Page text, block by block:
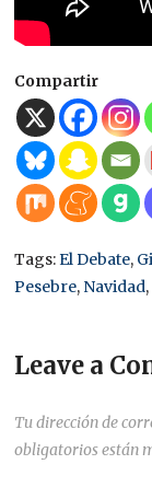
Compartir
Tags:El Debate,
Pesebre, Navidad,
Leave a
Tu dirección de
obligatorios están